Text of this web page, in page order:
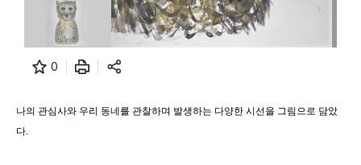
0
나의 관심사와 우리 동네를 관찰하며 발생하는 다양한 시선을 그림으로 담았
다.